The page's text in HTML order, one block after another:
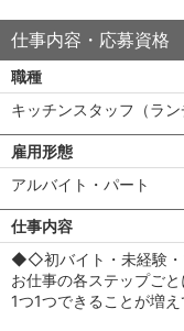
仕事内容・応募資格
職種
キッチンスタッフ（ラン
雇用形態
アルバイト・パート
仕事内容
◆◇初バイト・未経験
お仕事の各ステップご
1つ1つできることが増